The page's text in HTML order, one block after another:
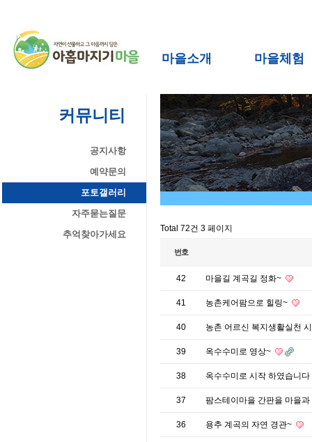
마을소개 마을체험
커뮤니티
공지사항
예약문의
포토갤러리
자주묻는질문
추억찾아가세요
Total 72건 3 페이지
번호
42 마을길 계곡길 정화~
41 농촌케어팜으로 힐링~
40 농촌 어르신 복지생활실천
39 옥수수미로 영상~
38 옥수수미로 시작 하였습니
37 팜스테이마을 간판을 마을
36 용추 계곡의 자연 경관~